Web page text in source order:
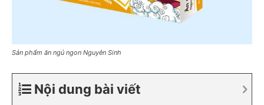
Sản phẩm ăn ngủ ngon Nguyên Sinh
Nội dung bài viết